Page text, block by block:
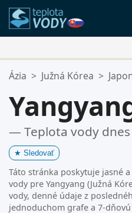
Vaše Obľúbené Lokality:
Ázia > Južná Kórea >
— Teplota vody dnes
★ Sledovať
Táto stránka poskytuje jasné
vody pre Yangyang (Južná
vody, denné údaje z
jednoduchom grafe a 7-